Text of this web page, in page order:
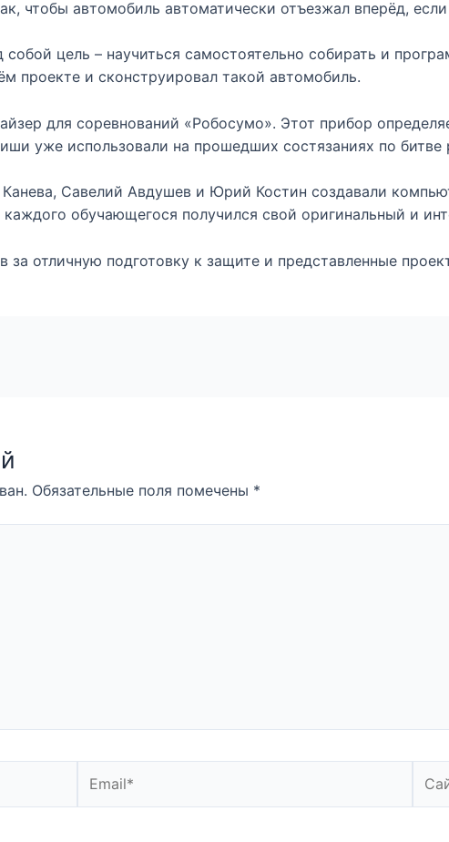
чтобы автомобиль автоматически отъезжал вперёд,
цель – научиться самостоятельно собирать и
проекте и сконструировал такой автомобиль.
для соревнований «Робосумо». Этот прибор
уже использовали на прошедших состязаниях по битве
Канева, Савелий Авдушев и Юрий Костин создавали
обучающегося получился свой оригинальный и
за отличную подготовку к защите и представленные
Обязательные поля помечены *